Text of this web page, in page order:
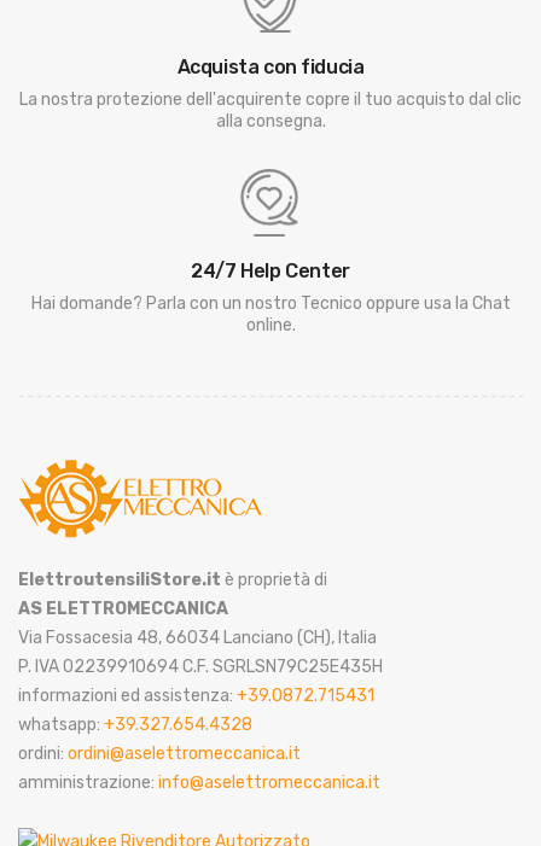
Acquista con fiducia
La nostra protezione dell'acquirente copre il tuo acquisto dal clic
alla consegna.
24/7 Help Center
Hai domande? Parla con un nostro Tecnico oppure usa la Chat
online.
ElettroutensiliStore.it è proprietà di
AS ELETTROMECCANICA
Via Fossacesia 48, 66034 Lanciano (CH), Italia
P. IVA 02239910694 C.F. SGRLSN79C25E435H
informazioni ed assistenza: +39.0872.715431
whatsapp: +39.327.654.4328
ordini: ordini@aselettromeccanica.it
amministrazione: info@aselettromeccanica.it